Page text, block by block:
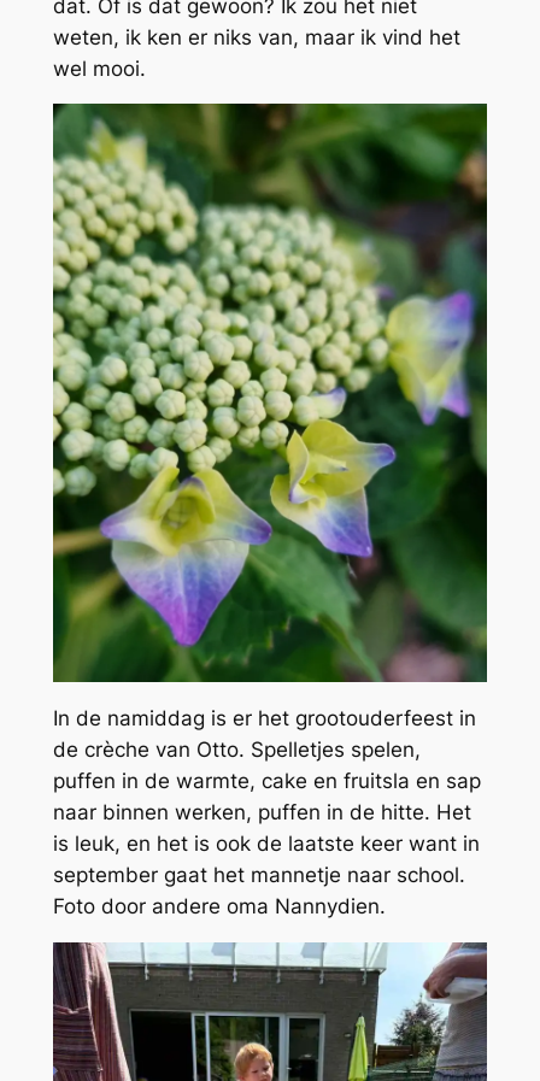
dat. Of is dat gewoon? Ik zou het niet
weten, ik ken er niks van, maar ik vind het
wel mooi.
In de namiddag is er het grootouderfeest in
de crèche van Otto. Spelletjes spelen,
puffen in de warmte, cake en fruitsla en sap
naar binnen werken, puffen in de hitte. Het
is leuk, en het is ook de laatste keer want in
september gaat het mannetje naar school.
Foto door andere oma Nannydien.